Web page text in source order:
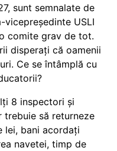
sunt semnalate de
vicepreședinte USLI
comite grav de tot.
disperați că oamenii
Ce se întâmplă cu
8 inspectori și
trebuie să returneze
lei, bani acordați
navetei, timp de